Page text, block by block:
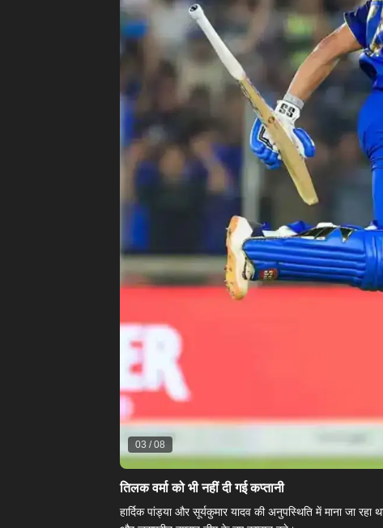
03 /08
तिलक वर्मा को भी नहीं दी गई कप्तानी
हार्दिक पांड्या और सूर्यकुमार यादव की अनुपस्थिति में माना जा